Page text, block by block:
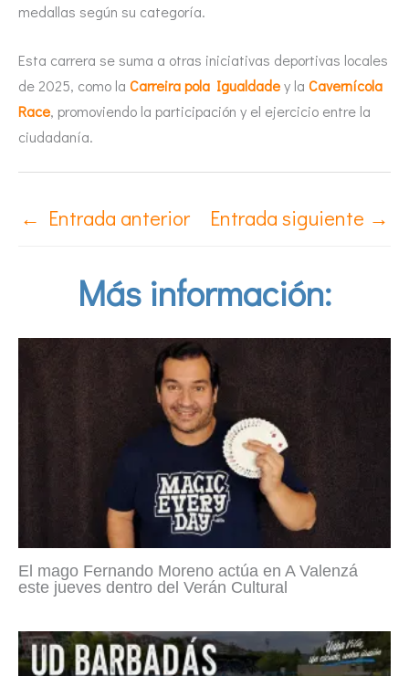
medallas según su categoría.
Esta carrera se suma a otras iniciativas deportivas locales
de 2025, como la Carreira pola Igualdadey la Cavernícola
Race, promoviendo la participación y el ejercicio entre la
ciudadanía.
← Entrada anterior Entrada siguiente →
Más información:
El mago Fernando Moreno actúa en A Valenzá
este jueves dentro del Verán Cultural